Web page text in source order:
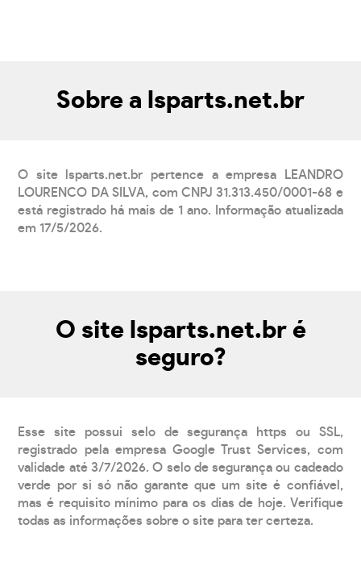
Sobre a lsparts.net.br
O site lsparts.net.br pertence a empresa LEANDRO
LOURENCO DA SILVA, com CNPJ 31.313.450/0001-68 e
está registrado há mais de 1 ano. Informação atualizada
em 17/5/2026.
O site lsparts.net.br é
seguro?
Esse site possui selo de segurança https ou SSL,
registrado pela empresa Google Trust Services, com
validade até 3/7/2026. O selo de segurança ou cadeado
verde por si só não garante que um site é confiável,
mas é requisito mínimo para os dias de hoje. Verifique
todas as informações sobre o site para ter certeza.